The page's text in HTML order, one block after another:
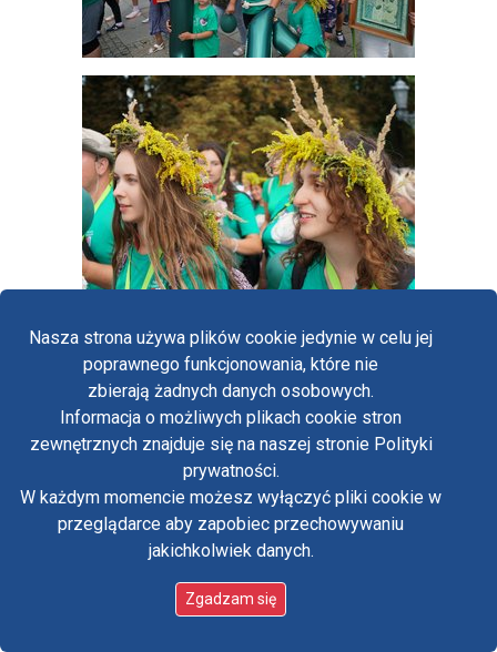
Nasza strona używa plików cookie jedynie w celu jej
poprawnego funkcjonowania, które nie
zbierają żadnych danych osobowych.
Informacja o możliwych plikach cookie stron
zewnętrznych znajduje się na naszej stronie Polityki
prywatności.
W każdym momencie możesz wyłączyć pliki cookie w
przeglądarce aby zapobiec przechowywaniu
jakichkolwiek danych.
Zgadzam się